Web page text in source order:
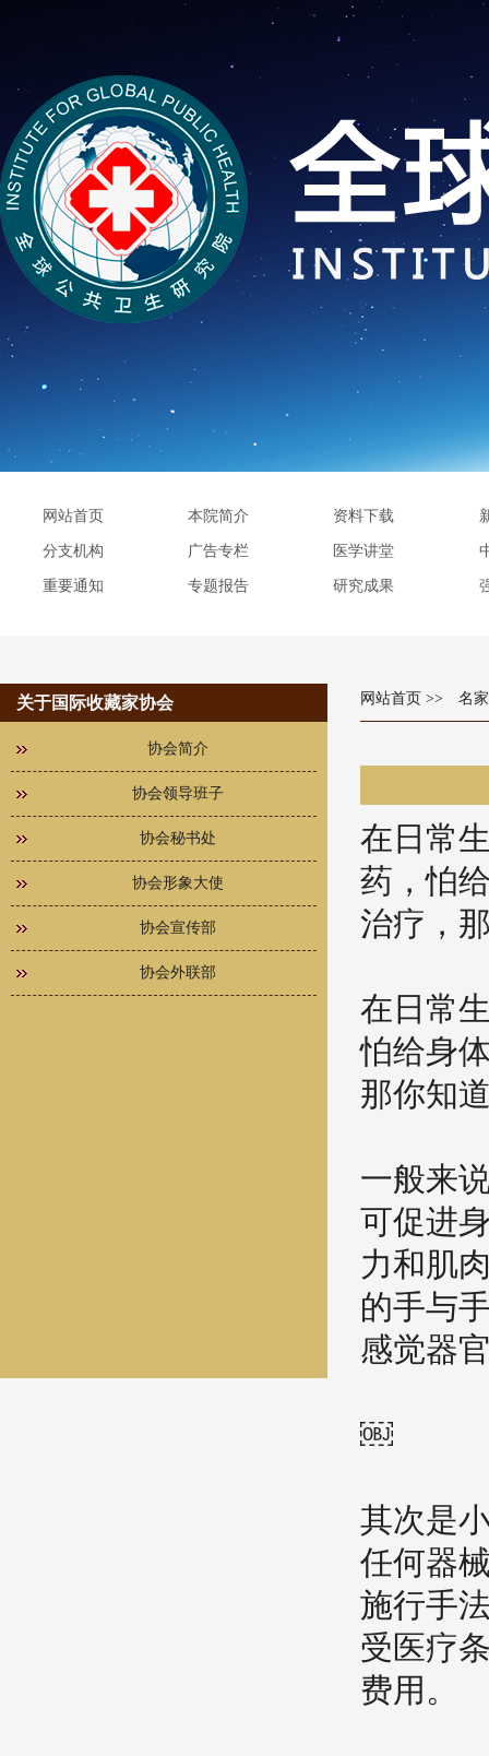
网站首页 本院简介 资料下载
分支机构 广告专栏 医学讲堂
重要通知 专题报告 研究成果
关于国际收藏家协会
协会简介
协会领导班子
协会秘书处
协会形象大使
协会宣传部
协会外联部
网站首页 >> 名家
在日常
药，怕
治疗，
在日常
怕给身
那你知
一般来
可促进
力和肌
的手与
感觉器
￼
其次是
任何器
施行手
受医疗
费用。